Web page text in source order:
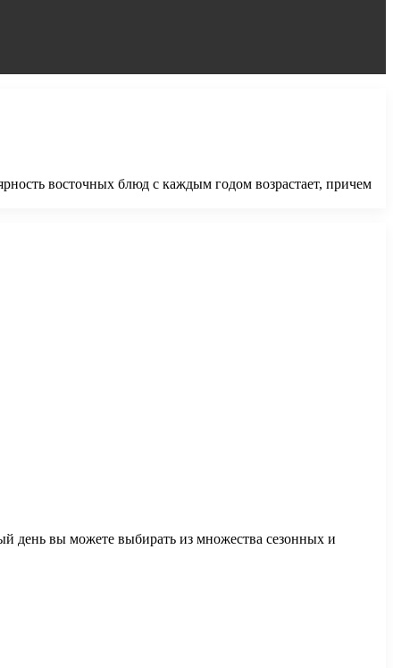
восточных блюд с каждым годом возрастает, причем
день вы можете выбирать из множества сезонных и